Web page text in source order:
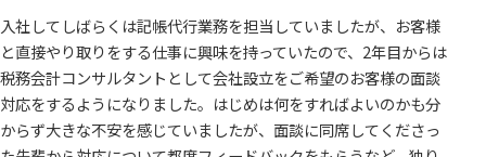
入社してしばらくは記帳代行業務を担当していましたが、お客様
と直接やり取りをする仕事に興味を持っていたので、2年目からは
税務会計コンサルタントとして会社設立をご希望のお客様の面談
対応をするようになりました。はじめは何をすればよいのかも分
からず大きな不安を感じていましたが、面談に同席してくださっ